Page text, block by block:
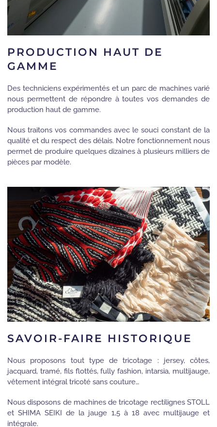
PRODUCTION HAUT DE
GAMME
Des techniciens expérimentés et un parc de machines varié
nous permettent de répondre à toutes vos demandes de
production haut de gamme.
Nous traitons vos commandes avec le souci constant de la
qualité et du respect des délais. Notre fonctionnement nous
permet de produire quelques dizaines à plusieurs milliers de
pièces par modèle.
SAVOIR-FAIRE HISTORIQUE
Nous proposons tout type de tricotage : jersey, côtes,
jacquard, tramé, fils flottés, fully fashion, intarsia, multijauge,
vêtement intégral tricoté sans couture…
Nous disposons de machines de tricotage rectilignes STOLL
et SHIMA SEIKI de la jauge 1,5 à 18 avec multijauge et
intégrale.